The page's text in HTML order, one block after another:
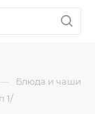
Блюда и чаши
1/